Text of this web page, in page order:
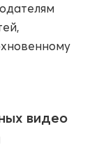
видео